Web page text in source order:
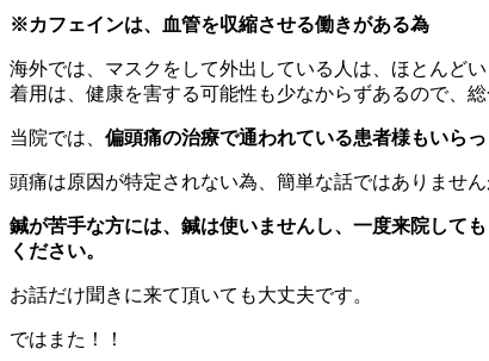
※カフェインは、血管を収縮させる働きがある為
海外では、マスクをして外出している人は、ほとんど
着用は、健康を害する可能性も少なからずあるので、
当院では、 偏頭痛の治療で通われている患者様もいらっ
頭痛は原因が特定されない為、簡単な話ではありませ
鍼が苦手な方には、鍼は使いませんし、一度来院して
ください。
お話だけ聞きに来て頂いても大丈夫です。
ではまた！！